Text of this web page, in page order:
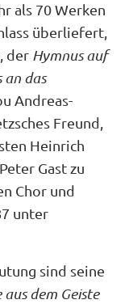
als 70 Werken
überliefert,
, der Hymnus auf
an das
Andreas-
Freund,
Heinrich
Gast zu
Chor und
unter
sind seine
dem Geiste